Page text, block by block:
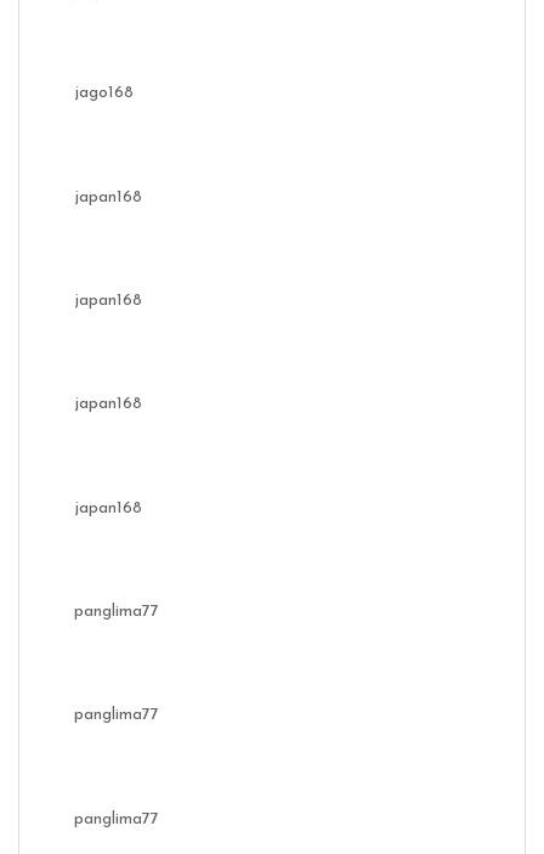
jago168
japan168
japan168
japan168
japan168
panglima77
panglima77
panglima77